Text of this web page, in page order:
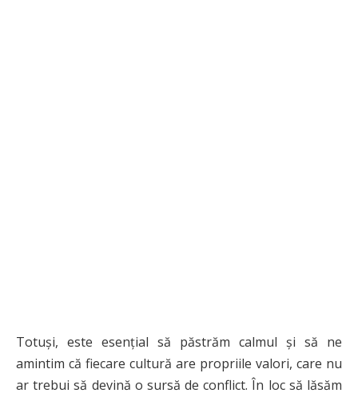
Totuși, este esențial să păstrăm calmul și să ne
amintim că fiecare cultură are propriile valori, care nu
ar trebui să devină o sursă de conflict. În loc să lăsăm